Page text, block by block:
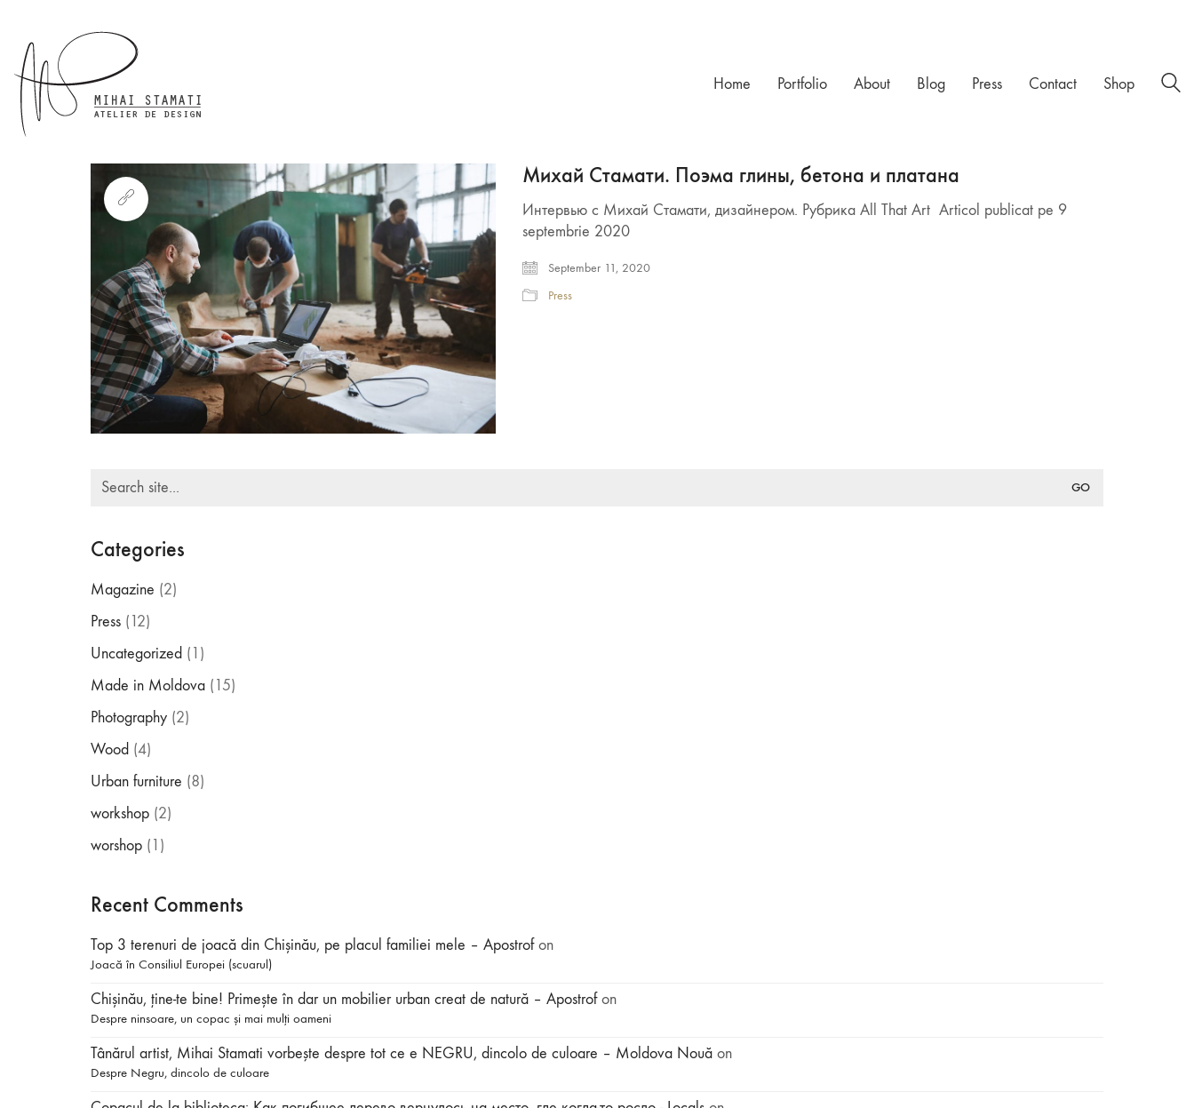
Home Portfolio About Blog Press Contact Shop
Михай Стамати. Поэма глины, бетона и платана
Интервью с Михай Стамати, дизайнером. Рубрика All That Art Articol publicat pe 9
septembrie 2020
September 11, 2020
Press
Search
Categories
Magazine (2)
Press (12)
Uncategorized (1)
Made in Moldova (15)
Photography (2)
Wood (4)
Urban furniture (8)
workshop (2)
worshop (1)
Recent Comments
Top 3 terenuri de joacă din Chișinău, pe placul familiei mele – Apostrofon
Joacă în Consiliul Europei (scuarul)
Chișinău, ține-te bine! Primește în dar un mobilier urban creat de natură – Apostrofon
Despre ninsoare, un copac și mai mulți oameni
Tânărul artist, Mihai Stamati vorbeşte despre tot ce e NEGRU, dincolo de culoare – Moldova Nouă on
Despre Negru, dincolo de culoare